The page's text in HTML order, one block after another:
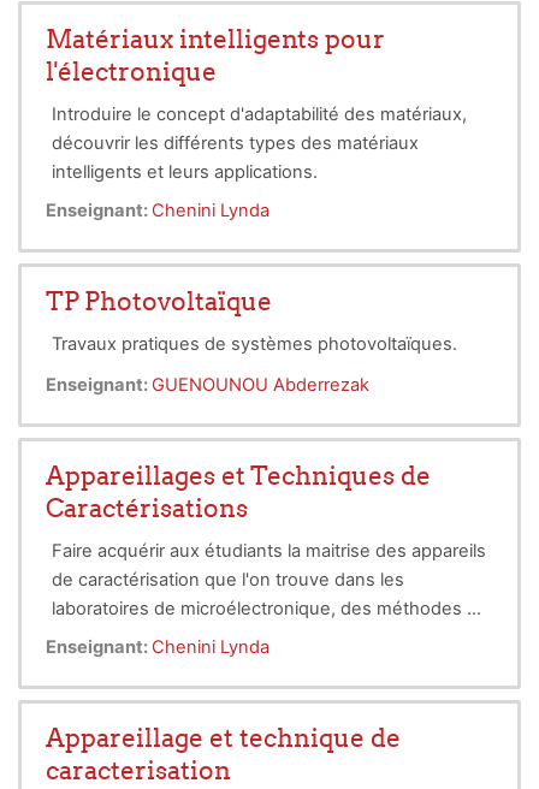
Matériaux intelligents pour
l'électronique
Introduire le concept d'adaptabilité des matériaux,
découvrir les différents types des matériaux
intelligents et leurs applications.
Enseignant: Chenini Lynda
TP Photovoltaïque
Travaux pratiques de systèmes photovoltaïques.
Enseignant: GUENOUNOU Abderrezak
Appareillages et Techniques de
Caractérisations
Faire acquérir aux étudiants la maitrise des appareils
de caractérisation que l'on trouve dans les
laboratoires de microélectronique, des méthodes et
des protocoles de mesures.
Enseignant: Chenini Lynda
Appareillage et technique de
caracterisation